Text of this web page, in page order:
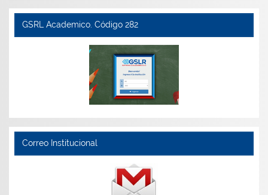
GSRL Academico. Código 282
Correo Institucional